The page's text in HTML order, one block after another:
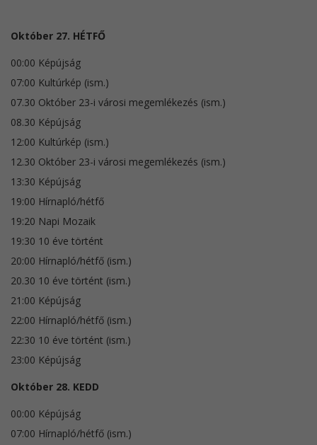
Október 27. HÉTFŐ
00:00 Képújság
07:00 Kultúrkép (ism.)
07.30 Október 23-i városi megemlékezés (ism.)
08.30 Képújság
12:00 Kultúrkép (ism.)
12.30 Október 23-i városi megemlékezés (ism.)
13:30 Képújság
19:00 Hírnapló/hétfő
19:20 Napi Mozaik
19:30 10 éve történt
20:00 Hírnapló/hétfő (ism.)
20.30 10 éve történt (ism.)
21:00 Képújság
22:00 Hírnapló/hétfő (ism.)
22:30 10 éve történt (ism.)
23:00 Képújság
Október 28. KEDD
00:00 Képújság
07:00 Hírnapló/hétfő (ism.)